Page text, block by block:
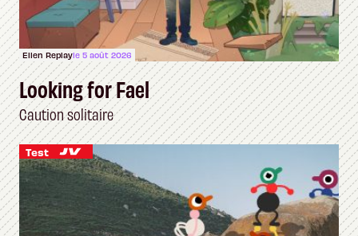
Ellen Replayle 5 août 2026
Looking for Fael
Caution solitaire
Test